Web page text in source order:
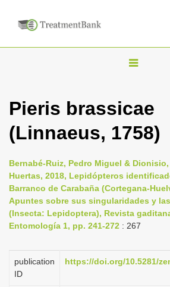
T
g
l
n
a
v
i
g
t
Pieris brassicae
(Linnaeus, 1758)
Bernabé-Ruiz, Pedro Miguel &
Huertas, 2018, Lepidópteros
Barranco de Carabaña (Cortegana-
Apuntes sobre sus singularidades y
(Insecta: Lepidoptera), Revista
Entomología 1, pp. 241-272 : 267
publication
ID
https://doi.org/10.5281/